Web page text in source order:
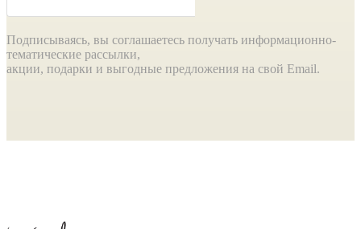
Подписываясь, вы соглашаетесь получать информационно-
тематические рассылки,
акции, подарки и выгодные предложения на свой Email.